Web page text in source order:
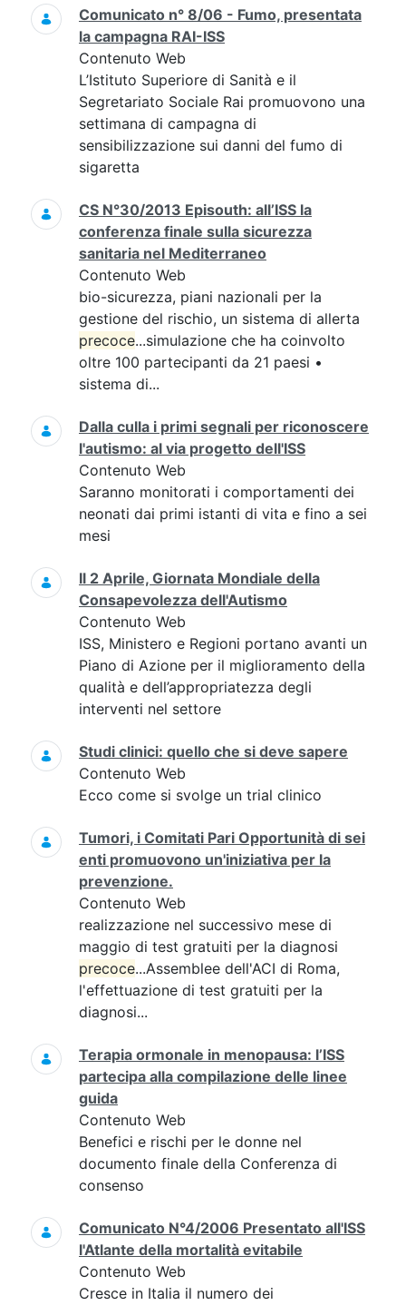
Comunicato n° 8/06 - Fumo, presentata
la campagna RAI-ISS
Contenuto Web
L’Istituto Superiore di Sanità e il
Segretariato Sociale Rai promuovono una
settimana di campagna di
sensibilizzazione sui danni del fumo di
sigaretta
CS N°30/2013 Episouth: all’ISS la
conferenza finale sulla sicurezza
sanitaria nel Mediterraneo
Contenuto Web
bio-sicurezza, piani nazionali per la
gestione del rischio, un sistema di allerta
precoce...simulazione che ha coinvolto
oltre 100 partecipanti da 21 paesi •
sistema di...
Dalla culla i primi segnali per riconoscere
l'autismo: al via progetto dell'ISS
Contenuto Web
Saranno monitorati i comportamenti dei
neonati dai primi istanti di vita e fino a sei
mesi
Il 2 Aprile, Giornata Mondiale della
Consapevolezza dell'Autismo
Contenuto Web
ISS, Ministero e Regioni portano avanti un
Piano di Azione per il miglioramento della
qualità e dell’appropriatezza degli
interventi nel settore
Studi clinici: quello che si deve sapere
Contenuto Web
Ecco come si svolge un trial clinico
Tumori, i Comitati Pari Opportunità di sei
enti promuovono un'iniziativa per la
prevenzione.
Contenuto Web
realizzazione nel successivo mese di
maggio di test gratuiti per la diagnosi
precoce...Assemblee dell'ACI di Roma,
l'effettuazione di test gratuiti per la
diagnosi...
Terapia ormonale in menopausa: l’ISS
partecipa alla compilazione delle linee
guida
Contenuto Web
Benefici e rischi per le donne nel
documento finale della Conferenza di
consenso
Comunicato N°4/2006 Presentato all'ISS
l'Atlante della mortalità evitabile
Contenuto Web
Cresce in Italia il numero dei